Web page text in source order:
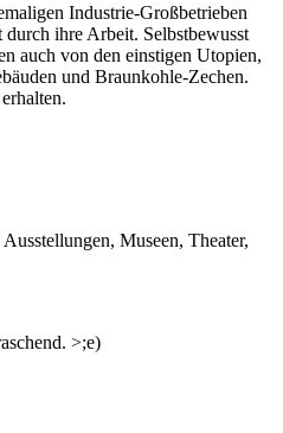
Industrie-Großbetrieben
ihre Arbeit. Selbstbewusst
auch von den einstigen Utopien,
und Braunkohle-Zechen.
Museen, Theater,
>;e)